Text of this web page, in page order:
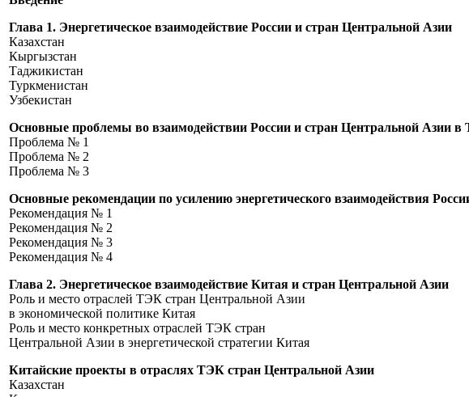
Глава 1. Энергетическое взаимодействие России и стран Центральной Азии
Казахстан
Кыргызстан
Таджикистан
Туркменистан
Узбекистан
Основные проблемы во взаимодействии России и стран Центральной
Проблема № 1
Проблема № 2
Проблема № 3
Основные рекомендации по усилению энергетического
Рекомендация № 1
Рекомендация № 2
Рекомендация № 3
Рекомендация № 4
Глава 2. Энергетическое взаимодействие Китая и стран Центральной Азии
Роль и место отраслей ТЭК стран Центральной Азии
в экономической политике Китая
Роль и место конкретных отраслей ТЭК стран
Центральной Азии в энергетической стратегии Китая
Китайские проекты в отраслях ТЭК стран Центральной Азии
Казахстан